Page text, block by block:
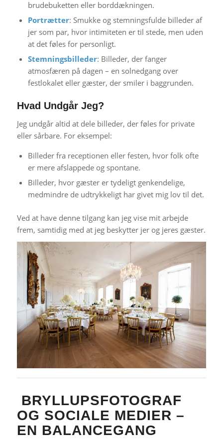
brudebuketten eller borddækningen.
Portrætter: Smukke og stemningsfulde billeder af
jer som par, hvor intimiteten er til stede, men uden
at det føles for personligt.
Stemningsbilleder: Billeder, der fanger
atmosfæren på dagen – en solnedgang over
festlokalet eller gæster, der smiler i baggrunden.
Hvad Undgår Jeg?
Jeg undgår altid at dele billeder, der føles for private
eller sårbare. For eksempel:
Billeder fra receptionen eller festen, hvor folk ofte
er mere afslappede og spontane.
Billeder, hvor gæster er tydeligt genkendelige,
medmindre de udtrykkeligt har givet mig lov til det.
Ved at have denne tilgang kan jeg vise mit arbejde
frem, samtidig med at jeg beskytter jer og jeres gæster.
BRYLLUPSFOTOGRAF
OG SOCIALE MEDIER –
EN BALANCEGANG